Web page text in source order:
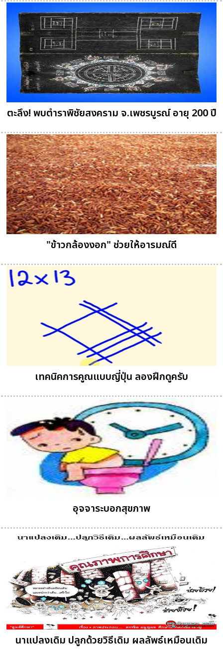
ตะลึง! พบตำราพิชัยสงคราม จ.เพชรบูรณ์ อายุ 200 ปี
"ข้าวกล้องงอก" ช่วยให้อารมณ์ดี
เทคนิคการคูณแบบญี่ปุ่น ลองฝึกดูครับ
อุจจาระบอกสุขภาพ
นาแปลงเดิม ปลูกด้วยวิธีเดิม ผลลัพธ์เหมือนเดิม